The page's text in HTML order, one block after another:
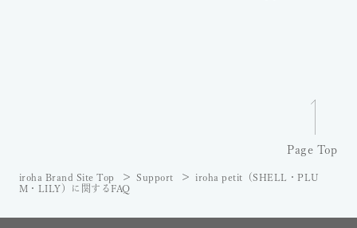
Page Top
iroha Brand Site Top Support
iroha petit（SHELL・PLU
M・LILY）に関するFAQ